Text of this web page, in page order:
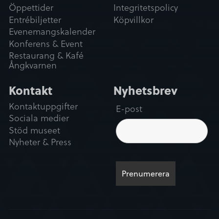
Tillåt urval
Öppettider
Entrébiljetter
Evenemangskalender
Konferens & Event
Restaurang & Kafé
Ångkvarnen
Integritetspolicy
Köpvillkor
Kontakt
Kontaktuppgifter
Sociala medier
Stöd museet
Nyheter & Press
Nyhetsbrev
E-post